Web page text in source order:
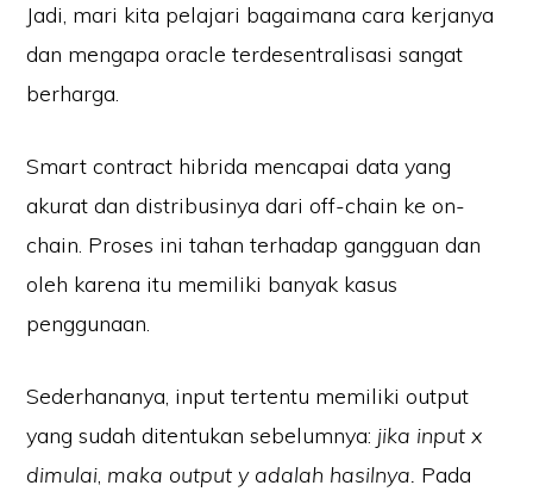
Jadi, mari kita pelajari bagaimana cara kerjanya
dan mengapa oracle terdesentralisasi sangat
berharga.
Smart contract hibrida mencapai data yang
akurat dan distribusinya dari off-chain ke on-
chain. Proses ini tahan terhadap gangguan dan
oleh karena itu memiliki banyak kasus
penggunaan.
Sederhananya, input tertentu memiliki output
yang sudah ditentukan sebelumnya: jika input x
dimulai, maka output y adalah hasilnya. Pada